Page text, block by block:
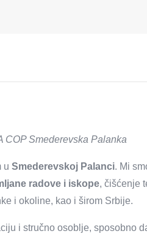
COP Smederevska Palanka
u Smederevskoj Palanci. Mi
radove i iskope, čišćenje
i okoline, kao i širom Srbije.
i stručno osoblje, sposobno